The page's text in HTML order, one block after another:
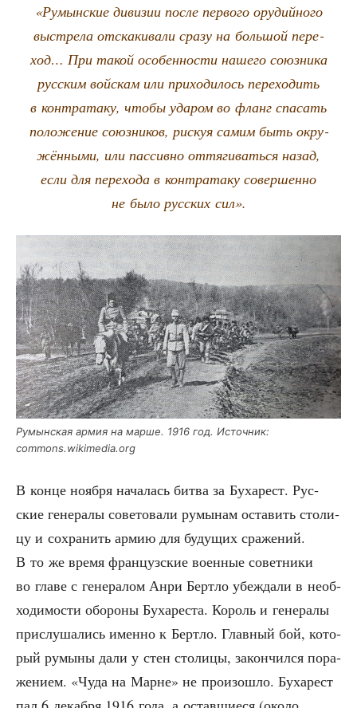
«Румын­ские диви­зии после пер­во­го ору­дий­но­го
выстре­ла отска­ки­ва­ли сра­зу на боль­шой пере­
ход… При такой осо­бен­но­сти наше­го союз­ни­ка
рус­ским вой­скам или при­хо­ди­лось пере­хо­дить
в контр­ата­ку, что­бы уда­ром во фланг спа­сать
поло­же­ние союз­ни­ков, рискуя самим быть окру­
жён­ны­ми, или пас­сив­но оття­ги­вать­ся назад,
если для пере­хо­да в контр­ата­ку совер­шен­но
не было рус­ских сил».
Румын­ская армия на мар­ше. 1916 год. Источ­ник:
commons.wikimedia.org
В кон­це нояб­ря нача­лась бит­ва за Буха­рест. Рус­
ские гене­ра­лы сове­то­ва­ли румы­нам оста­вить сто­ли­
цу и сохра­нить армию для буду­щих сра­же­ний.
В то же вре­мя фран­цуз­ские воен­ные совет­ни­ки
во гла­ве с гене­ра­лом Анри Берт­ло убеж­да­ли в необ­
хо­ди­мо­сти обо­ро­ны Буха­ре­ста. Король и гене­ра­лы
при­слу­ша­лись имен­но к Берт­ло. Глав­ный бой, кото­
рый румы­ны дали у стен сто­ли­цы, закон­чил­ся пора­
же­ни­ем. «Чуда на Марне» не про­изо­шло. Буха­рест